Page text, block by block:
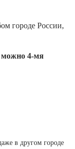
городе России,
4-мя
в другом городе